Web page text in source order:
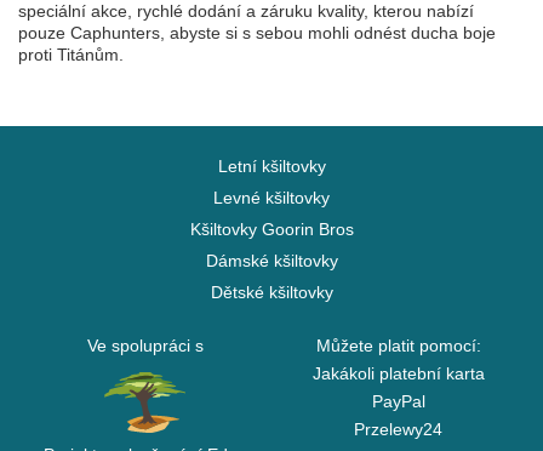
speciální akce, rychlé dodání a záruku kvality, kterou nabízí
pouze Caphunters, abyste si s sebou mohli odnést ducha boje
proti Titánům.
Letní kšiltovky
Levné kšiltovky
Kšiltovky Goorin Bros
Dámské kšiltovky
Dětské kšiltovky
Ve spolupráci s
Můžete platit pomocí:
Jakákoli platební karta
PayPal
Przelewy24